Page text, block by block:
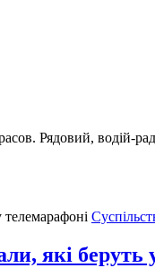
Рядовий, водій-
які